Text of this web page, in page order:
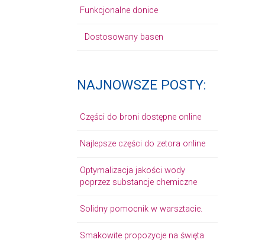
Funkcjonalne donice
Dostosowany basen
NAJNOWSZE POSTY:
Części do broni dostępne online
Najlepsze części do zetora online
Optymalizacja jakości wody
poprzez substancje chemiczne
Solidny pomocnik w warsztacie.
Smakowite propozycje na święta